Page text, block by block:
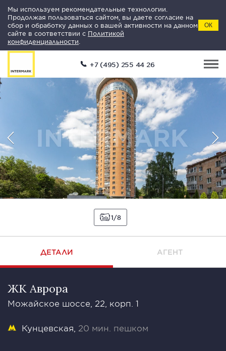
Мы используем рекомендательные технологии.
Продолжая пользоваться сайтом, вы даете согласие на
сбор и обработку данных о вашей активности на данном
сайте в соответствии с Политикой
конфиденциальности
ОК
+7 (495) 255 44 26
1 8
ДЕТАЛИ АГЕНТ
ЖК Аврора
Можайское шоссе, 22, корп. 1
Кунцевская 20 мин. пешком